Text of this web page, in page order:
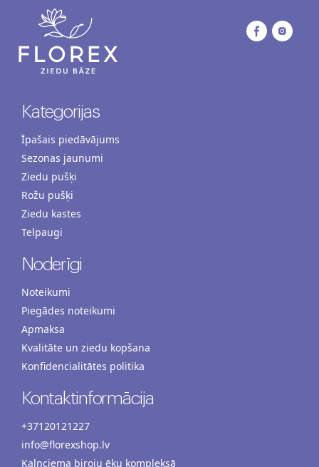
Kategorijas
Īpašais piedāvājums
Sezonas jaunumi
Ziedu pušķi
Rožu pušķi
Ziedu kastes
Telpaugi
Noderīgi
Noteikumi
Piegādes noteikumi
Apmaksa
Kvalitāte un ziedu kopšana
Konfidencialitātes politika
Kontaktinformācija
+37120121227
info@florexshop.lv
Kalnciema biroju ēku kompleksā